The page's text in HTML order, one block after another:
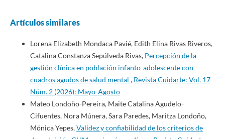
Artículos similares
Lorena Elizabeth Mondaca Pavié, Edith Elina Rivas Riveros,
Catalina Constanza Sepúlveda Rivas, Percepción de la
gestión clínica en población infanto-adolescente con
cuadros agudos de salud mental , Revista Cuidarte: Vol. 17
Núm. 2 (2026): Mayo-Agosto
Mateo Londoño-Pereira, Maite Catalina Agudelo-
Cifuentes, Nora Múnera, Sara Paredes, Maritza Londoño,
Mónica Yepes,Validez y confiabilidad de los criterios de